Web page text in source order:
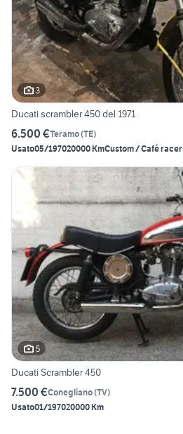
3
Ducati scrambler 450 del 1971
6.500 €Teramo(TE)
Usato05/197020000 KmCustom / Café racer
5
Ducati Scrambler 450
7.500 €Conegliano(TV)
Usato01/197020000 Km